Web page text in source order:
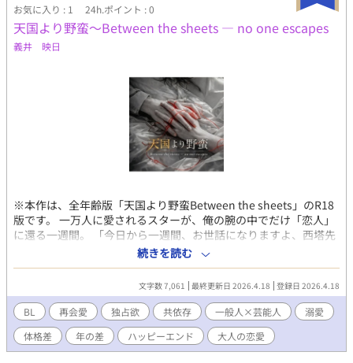
り添う愛。 繊細な二人が、互いの傷を映し合うように愛し合う物
語。 ※違法薬物・DVの描写を含みます。苦手な方はご注意くださ
い。 ※実在の地名・団体名が登場しますが、すべてフィクション
お気に入り : 1 24h.ポイント : 0
天国より野蛮〜Between the sheets — no one escapes
義井 映日
※本作は、全年齢版「天国より野蛮Between the sheets」のR18
版です。 ​一万人に愛されるスターが、俺の腕の中でだけ「恋人」
に還る一週間。 ​「今日から一週間、お世話になりますよ、西塔先
生？」 ​札幌の高校で数学教師として平穏な日常を演じる西塔玲二
（41）。 ある夜、彼の無機質なマンションに現れたのは、世間を
熱狂させる人気V系ヴォーカリスト・篠宮綾人だった。 ​かつて中
目黒の狭いアパートで、互いの体温だけを貪り合った二十年前。
スターとしての孤独を抱えた綾人の「疲れた」の一言が、玲二が
守り続けてきた理性を野蛮に塗り替えていく。 ​一万人の視線から
隠れ、シーツの間でだけ許される独占。 「先生」の仮面を脱ぎ捨
て、かつての熱を呼び覚ます一週間限定の籠城生活が始まる。
続きを読む
文字数 7,061 最終更新日 2026.4.18 登録日 2026.4.18
BL 再会愛 独占欲 共依存 一般人×芸能人
溺愛
体格差
年の差 ハッピーエンド 大人の恋愛